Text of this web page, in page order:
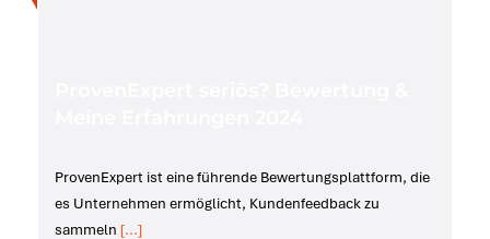
ProvenExpert ist eine führende Bewertungsplattform, die
es Unternehmen ermöglicht, Kundenfeedback zu
sammeln [...]